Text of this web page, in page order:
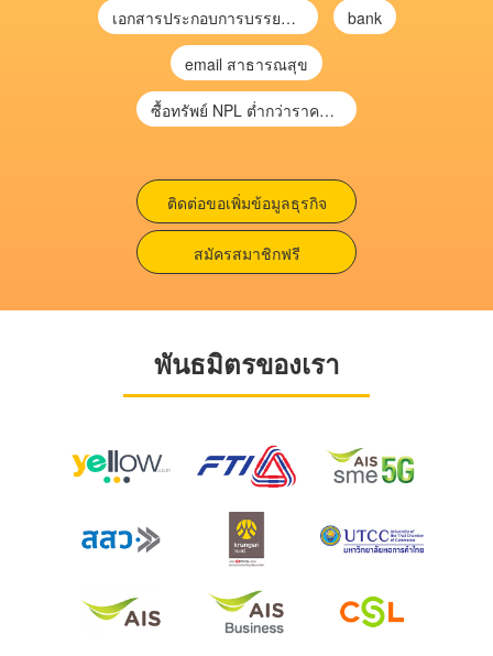
เอกสารประกอบการบรรยาย การประเมินความเสี่ยงเพื่อวางแผนการตรวจสอบ \ bank
email สาธารณสุข
ซื้อทรัพย์ NPL ต่ำกว่าราคาตลาด 30-70% แบบไม่ต้องไปประมูล”
ติดต่อขอเพิ่มข้อมูลธุรกิจ
สมัครสมาชิกฟรี
พันธมิตรของเรา